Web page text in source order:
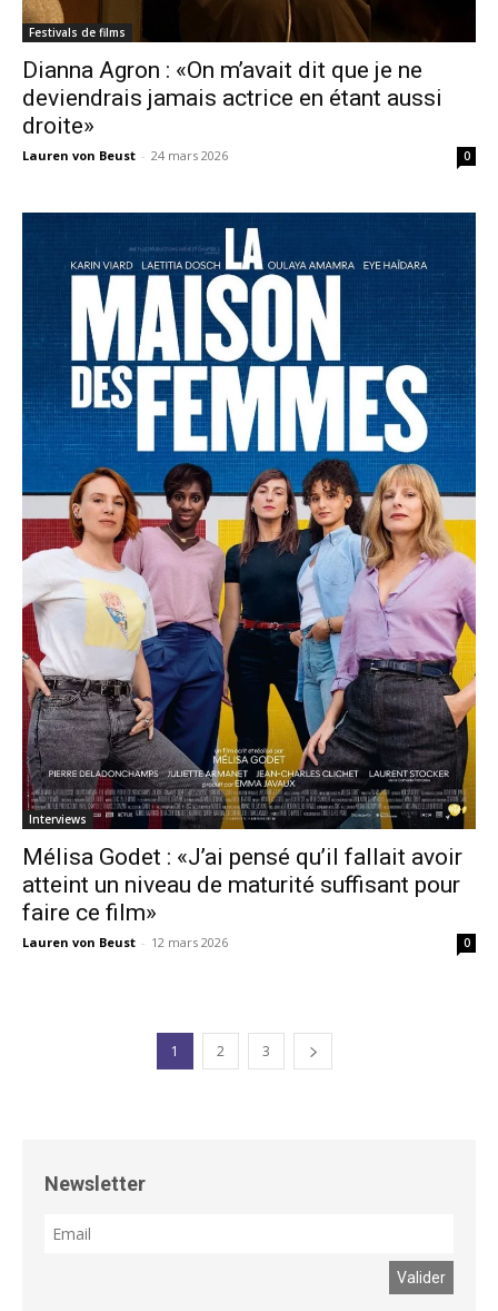
Festivals de films
Dianna Agron : «On m’avait dit que je ne
deviendrais jamais actrice en étant aussi
droite»
Lauren von Beust - 24 mars 2026 0
Interviews
Mélisa Godet : «J’ai pensé qu’il fallait avoir
atteint un niveau de maturité suffisant pour
faire ce film»
Lauren von Beust - 12 mars 2026 0
1 2 3
Newsletter